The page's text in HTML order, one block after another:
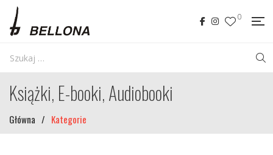
0
Książki, E-booki, Audiobooki
Główna / Kategorie